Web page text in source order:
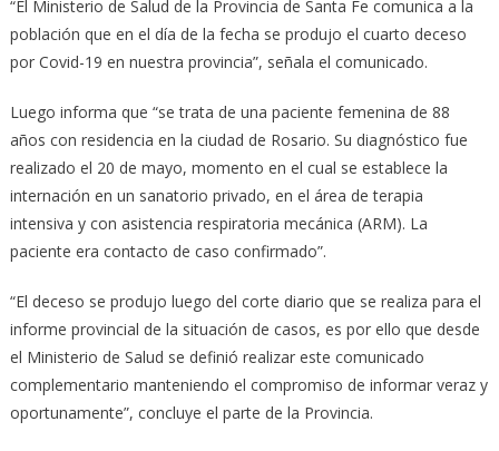
“El Ministerio de Salud de la Provincia de Santa Fe comunica a la
población que en el día de la fecha se produjo el cuarto deceso
por Covid-19 en nuestra provincia”, señala el comunicado.
Luego informa que “se trata de una paciente femenina de 88
años con residencia en la ciudad de Rosario. Su diagnóstico fue
realizado el 20 de mayo, momento en el cual se establece la
internación en un sanatorio privado, en el área de terapia
intensiva y con asistencia respiratoria mecánica (ARM). La
paciente era contacto de caso confirmado”.
“El deceso se produjo luego del corte diario que se realiza para el
informe provincial de la situación de casos, es por ello que desde
el Ministerio de Salud se definió realizar este comunicado
complementario manteniendo el compromiso de informar veraz y
oportunamente”, concluye el parte de la Provincia.